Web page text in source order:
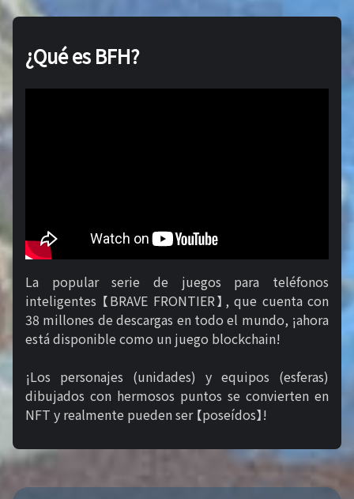
¿Qué es BFH?
La popular serie de juegos para teléfonos
inteligentes 【BRAVE FRONTIER】, que cuenta con
38 millones de descargas en todo el mundo, ¡ahora
está disponible como un juego blockchain!
¡Los personajes (unidades) y equipos (esferas)
dibujados con hermosos puntos se convierten en
NFT y realmente pueden ser 【poseídos】!